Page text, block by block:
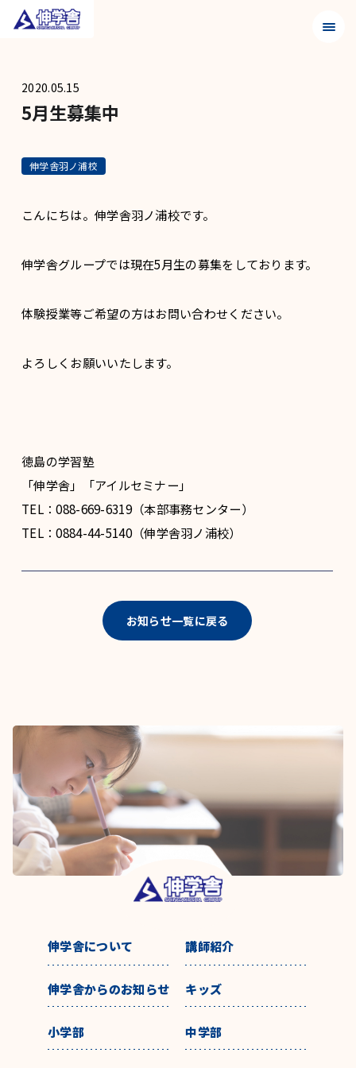
メニ
2020.05.15
5月生募集中
伸学舎羽ノ浦校
こんにちは。伸学舎羽ノ浦校です。
伸学舎グループでは現在5月生の募集をしております。
体験授業等ご希望の方はお問い合わせください。
よろしくお願いいたします。
徳島の学習塾
「伸学舎」「アイルセミナー」
TEL：088-669-6319（本部事務センター）
TEL：0884-44-5140（伸学舎羽ノ浦校）
お知らせ一覧に戻る
伸学舎について 講師紹介
伸学舎からのお知らせ キッズ
小学部 中学部